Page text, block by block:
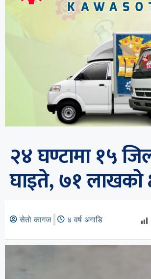
२४ घण्टामा १५
घाइते, ७१ लाखको
सेतो कागज ४ वर्ष अगाडि